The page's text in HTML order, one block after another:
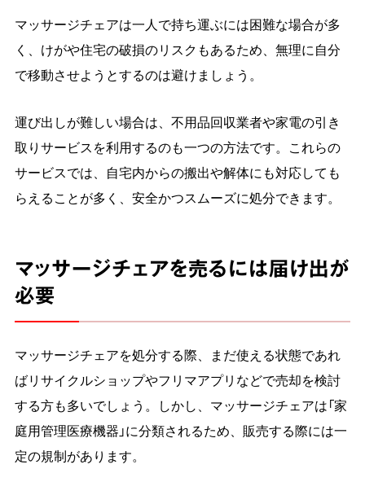
マッサージチェアは一人で持ち運ぶには困難な場合が多
く、けがや住宅の破損のリスクもあるため、無理に自分
で移動させようとするのは避けましょう。
運び出しが難しい場合は、不用品回収業者や家電の引き
取りサービスを利用するのも一つの方法です。これらの
サービスでは、自宅内からの搬出や解体にも対応しても
らえることが多く、安全かつスムーズに処分できます。
マッサージチェアを売るには届け出が
必要
マッサージチェアを処分する際、まだ使える状態であれ
ばリサイクルショップやフリマアプリなどで売却を検討
する方も多いでしょう。しかし、マッサージチェアは「家
庭用管理医療機器」に分類されるため、販売する際には一
定の規制があります。